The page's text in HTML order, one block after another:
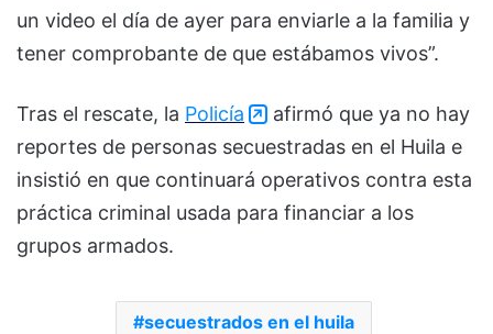
un video el día de ayer para enviarle a la familia y
tener comprobante de que estábamos vivos”.
Tras el rescate, la Policía
afirmó que ya no hay
reportes de personas secuestradas en el Huila e
insistió en que continuará operativos contra esta
práctica criminal usada para financiar a los
grupos armados.
secuestrados en el huila